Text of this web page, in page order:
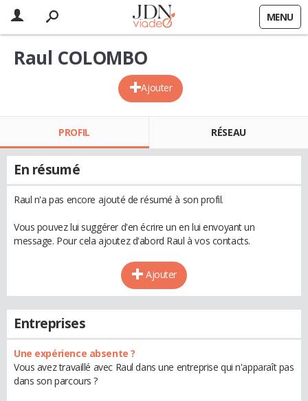
MENU
Ajouter
Raul COLOMBO
PROFIL RÉSEAU
En résumé
Raul n'a pas encore ajouté de résumé à son profil.
Vous pouvez lui suggérer d'en écrire un en lui envoyant un
message. Pour cela ajoutez d'abord Raul à vos contacts.
Ajouter
Entreprises
Une expérience absente ?
Vous avez travaillé avec Raul dans une entreprise qui n'apparaît pas
dans son parcours ?